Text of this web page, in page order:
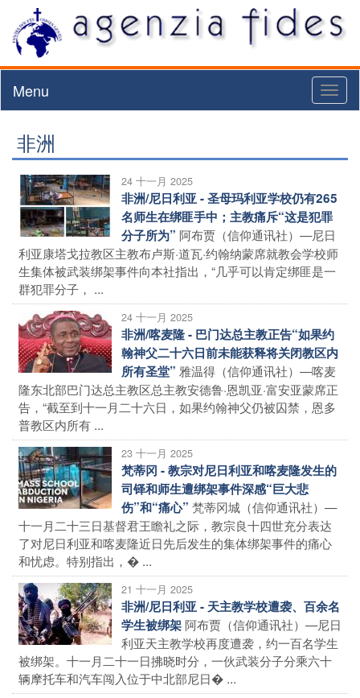
Menu
非洲
24 十一月 2025
非洲/尼日利亚 - 圣母玛利亚学校仍有265
名师生在绑匪手中；主教痛斥“这是犯罪
分子所为” 阿布贾（信仰通讯社）—尼日
利亚康塔戈拉教区主教布卢斯·道瓦·约翰纳蒙席就教会学校师
生集体被武装绑架事件向本社指出，“几乎可以肯定绑匪是一
群犯罪分子， ...
24 十一月 2025
非洲/喀麦隆 - 巴门达总主教正告“如果约
翰神父二十六日前未能获释将关闭教区内
所有圣堂” 雅温得（信仰通讯社）—喀麦
隆东北部巴门达总主教区总主教安德鲁·恩凯亚·富安亚蒙席正
告，“截至到十一月二十六日，如果约翰神父仍被囚禁，恩多
普教区内所有 ...
23 十一月 2025
梵蒂冈 - 教宗对尼日利亚和喀麦隆发生的
司铎和师生遭绑架事件深感“巨大悲
伤”和“痛心” 梵蒂冈城（信仰通讯社）—
十一月二十三日基督君王瞻礼之际，教宗良十四世充分表达
了对尼日利亚和喀麦隆近日先后发生的集体绑架事件的痛心
和忧虑。特别指出，� ...
21 十一月 2025
非洲/尼日利亚 - 天主教学校遭袭、百余名
学生被绑架阿布贾（信仰通讯社）—尼日
利亚天主教学校再度遭袭，约一百名学生
被绑架。十一月二十一日拂晓时分，一伙武装分子分乘六十
辆摩托车和汽车闯入位于中北部尼日� ...